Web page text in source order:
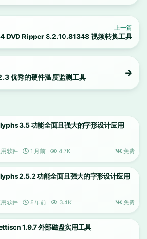
上一篇
DVD Ripper 8.2.10.81348 视频转换工具
优秀的硬件温度监测工具
3.5 功能全面且强大的字形设计应用
用软件 1 月前 4.7K 免费
2.5.2 功能全面且强大的字形设计应用
用软件 8 年前 3.4K 免费
1.9.7 外部磁盘实用工具